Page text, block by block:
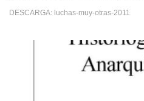
DESCARGA: luchas-muy-otras-2011